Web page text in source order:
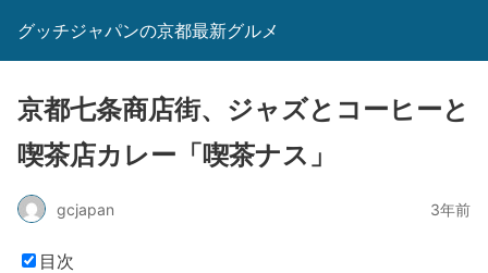
グッチジャパンの京都最新グルメ
京都七条商店街、ジャズとコーヒーと
喫茶店カレー「喫茶ナス」
gcjapan 3年前
目次